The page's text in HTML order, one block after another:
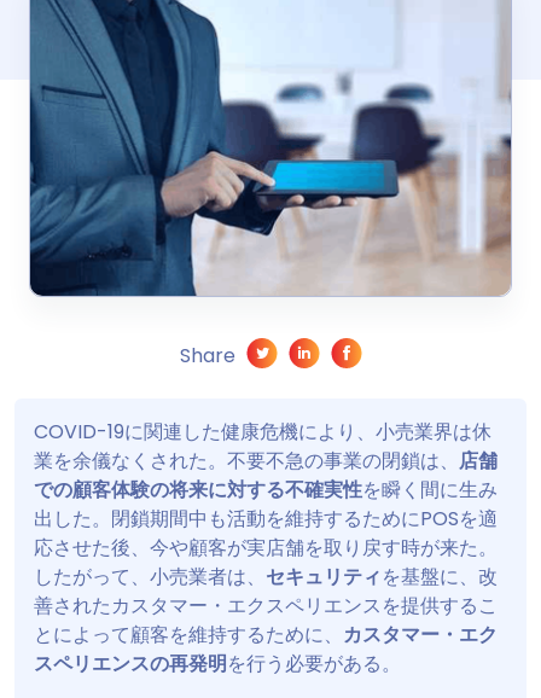
Share
COVID-19に関連した健康危機により、小売業界は休
業を余儀なくされた。不要不急の事業の閉鎖は、 店舗
での顧客体験の将来に対する不確実性を瞬く間に生み
出した。閉鎖期間中も活動を維持するためにPOSを適
応させた後、今や顧客が実店舗を取り戻す時が来た。
したがって、小売業者は、 セキュリティを基盤に、改
善されたカスタマー・エクスペリエンスを提供するこ
とによって顧客を維持するために、 カスタマー・エク
スペリエンスの再発明を行う必要がある。